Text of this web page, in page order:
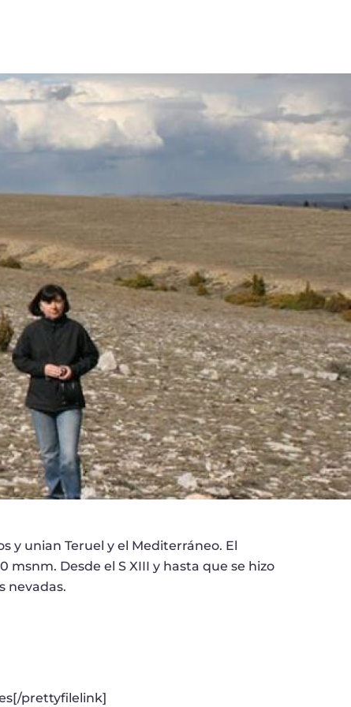
y unian Teruel y el Mediterráneo. El
msnm. Desde el S XIII y hasta que se hizo
nevadas.
prettyfilelink]